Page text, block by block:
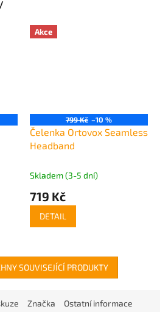
Akce
799 Kč –10 %
Čelenka Ortovox Seamless
Headband
Skladem (3-5 dní)
719 Kč
DETAIL
SOUVISEJÍCÍ PRODUKTY
Značka Ostatní informace